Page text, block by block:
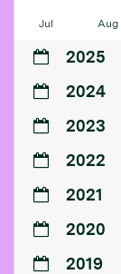
Jul Aug
2025
2024
2023
2022
2021
2020
2019